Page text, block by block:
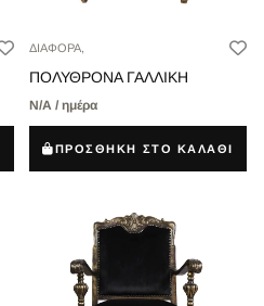
ΔΙΑΦΟΡΑ,
ΠΟΛΥΘΡΟΝΑ ΓΑΛΛΙΚΗ
Ν/Α / ημέρα
ΠΡΟΣΘΗΚΗ ΣΤΟ ΚΑΛΑΘΙ